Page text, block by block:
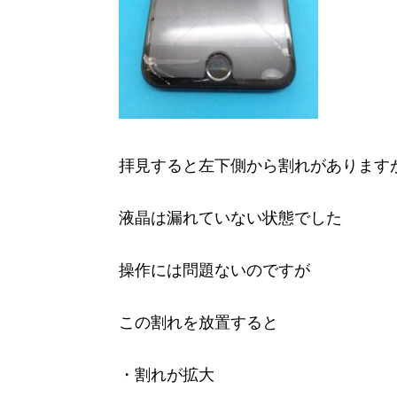
拝見すると左下側から割れがあります
液晶は漏れていない状態でした
操作には問題ないのですが
この割れを放置すると
・割れが拡大